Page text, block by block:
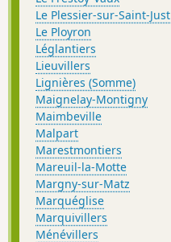
Le Plessier-sur-Saint-Just
Le Ployron
Léglantiers
Lieuvillers
Lignières (Somme)
Maignelay-Montigny
Maimbeville
Malpart
Marestmontiers
Mareuil-la-Motte
Margny-sur-Matz
Marquéglise
Marquivillers
Ménévillers